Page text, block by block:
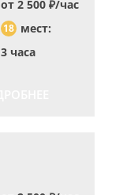
от 2 500 ₽/час
18 мест:
3 часа